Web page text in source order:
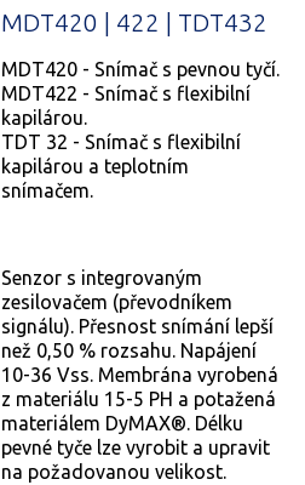
MDT420 | 422 | TDT432
MDT420 - Snímač s pevnou tyčí.
MDT422 - Snímač s flexibilní
kapilárou.
TDT 32 - Snímač s flexibilní
kapilárou a teplotním
snímačem.
Senzor s integrovaným
zesilovačem (převodníkem
signálu). Přesnost snímání lepší
než 0,50 % rozsahu. Napájení
10-36 Vss. Membrána vyrobená
z materiálu 15-5 PH a potažená
materiálem DyMAX®. Délku
pevné tyče lze vyrobit a upravit
na požadovanou velikost.